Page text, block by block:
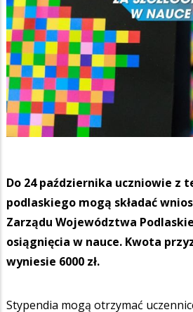
Do 24 października uczniowie z
podlaskiego mogą składać
Zarządu Województwa
osiągnięcia w nauce. Kwota
wyniesie 6000 zł.
Stypendia mogą otrzymać